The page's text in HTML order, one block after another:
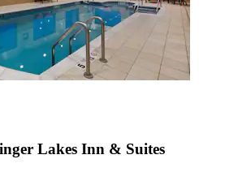
Lakes Inn & Suites